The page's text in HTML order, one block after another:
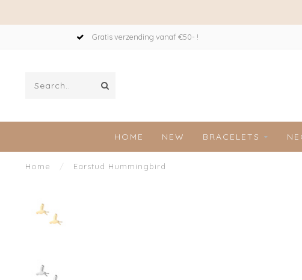
Gratis verzending vanaf €50- !
HOME NEW BRACELETS
Home / Earstud Hummingbird